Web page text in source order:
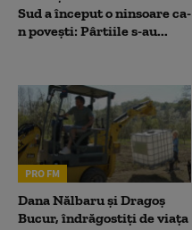
Sud a început o ninsoare ca-
n povești: Pârtiile s-au...
PRO FM
Dana Nălbaru și Dragoș
Bucur, îndrăgostiți de viața